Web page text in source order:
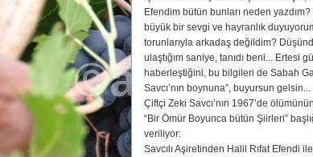
Efendim bütün bunları neden
büyük bir sevgi ve hayranlık
torunlarıyla arkadaş değildim?
ulaştığım saniye, tanıdı beni... Ertesi
haberleştiğini, bu bilgileri de Sabah
Savcı’nın boynuna”, buyursun gelsin...
Çiftçi Zeki Savcı’nın 1967’de
“Bir Ömür Boyunca bütün Şiirleri”
veriliyor:
Savcılı Aşiretinden Halil Rıfat Efendi